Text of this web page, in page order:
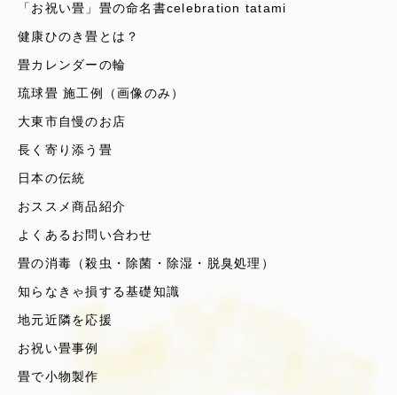
「お祝い畳」畳の命名書celebration tatami
健康ひのき畳とは？
畳カレンダーの輪
琉球畳 施工例（画像のみ）
大東市自慢のお店
長く寄り添う畳
日本の伝統
おススメ商品紹介
よくあるお問い合わせ
畳の消毒（殺虫・除菌・除湿・脱臭処理）
知らなきゃ損する基礎知識
地元近隣を応援
お祝い畳事例
畳で小物製作